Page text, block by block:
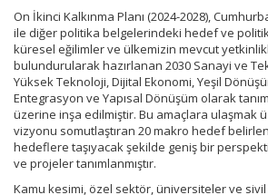
On İkinci Kalkınma Planı (2024-2028),
ile diğer politika belgelerindeki hedef ve
küresel eğilimler ve ülkemizin mevcut
bulundurularak hazırlanan 2030 Sanayi ve
Yüksek Teknoloji, Dijital Ekonomi, Yeşil
Entegrasyon ve Yapısal Dönüşüm olarak
üzerine inşa edilmiştir. Bu amaçlara ulaşmak
vizyonu somutlaştıran 20 makro hedef
hedeflere taşıyacak şekilde geniş bir
ve projeler tanımlanmıştır.
Kamu kesimi, özel sektör, üniversiteler ve